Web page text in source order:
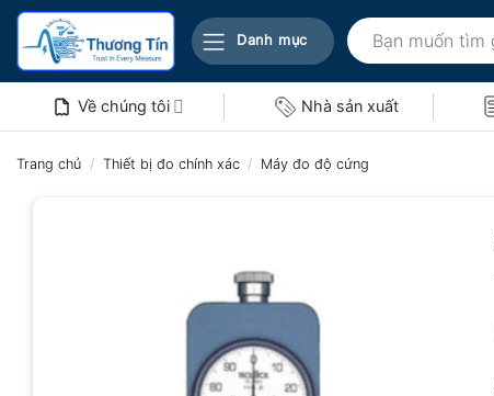
Bỏ
nội
Danh mục
Tìm
kiếm:
Về chúng tôi Nhà sản xuất
Trang chủ / Thiết bị đo chính xác / Máy đo độ cứng